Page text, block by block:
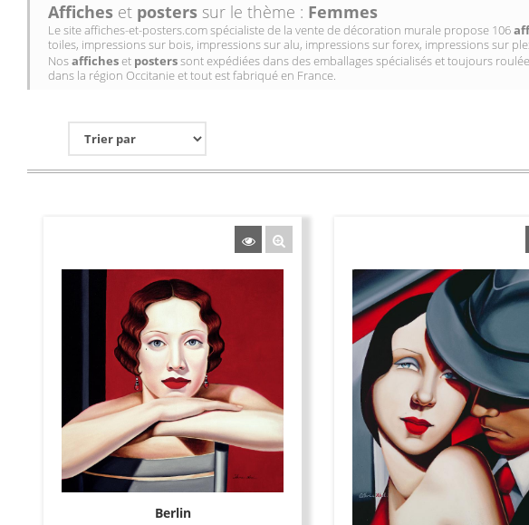
Affiches et posters sur le thème : Femmes
Le site affiches-et-posters.com spécialiste de la vente de décoration murale propose 106
toiles, impressions sur bois, impressions sur alu, impressions sur forex, impressions sur
Nosafficheset posterssont expédiées dans des emballages spécialisés et toujours
dans la région Occitanie et tout est fabriqué en France.
Berlin